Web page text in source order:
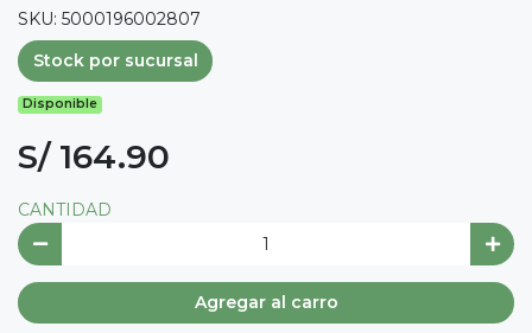
SKU: 5000196002807
Stock por sucursal
Disponible
S/ 164.90
CANTIDAD
Agregar al carro